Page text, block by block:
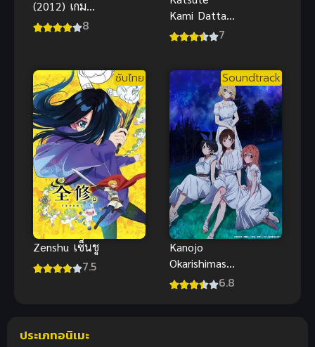
(2012) เกม
ระเบิดฝ่าวิกฤต
8
Kami Datta
Kemono
ภาค 1
7
ซับไทย
Zenshu เซ็นชู
7.5
Soundtrack
Kanojo
Okarishimasu
Season 3 สะ
6.8
ประเภทอนิเมะ